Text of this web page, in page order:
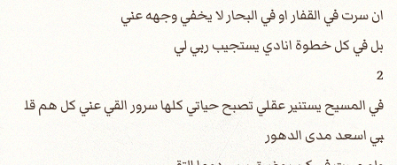
ان سرت في القفار او في البحار لا يخفي وجهه عني
بل في كل خطوة انادي يستجيب ربي لي
2
في المسيح يستنير عقلي تصبح حياتي كلها سرور القي عني كل هم قل
بي اسعد مدى الدهور